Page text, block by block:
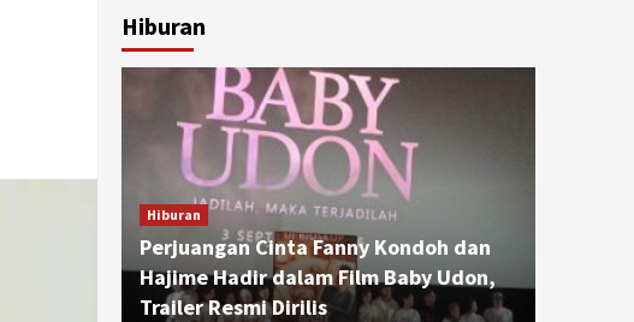
Hiburan
Hiburan
Perjuangan Cinta Fanny Kondoh dan
Hajime Hadir dalam Film Baby Udon,
Trailer Resmi Dirilis